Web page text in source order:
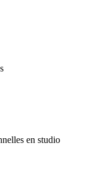
en studio